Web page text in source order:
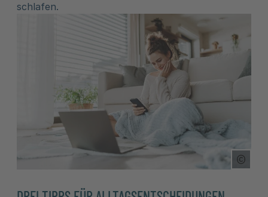
schlafen.